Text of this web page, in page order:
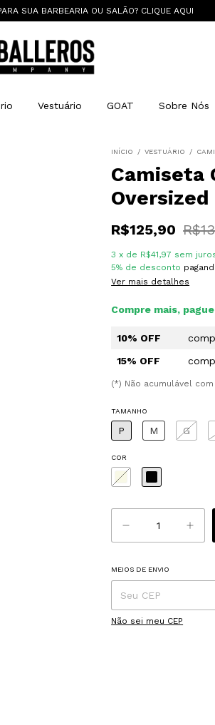
SUA BARBEARIA OU SALÃO? CLIQUE AQUI
Vestuário GOAT Sobre Nós
INÍCIO / VESTUÁRIO /
Camiseta
Oversized
R$125,90
3 x de R$41,97 sem
5% de desconto
Ver mais detalhes
Compre mais,
10% OFF
15% OFF
(*) Não acumulável
TAMANHO
P M G
COR
Entregas para o CEP:
MEIOS DE ENVIO
Não sei meu CEP